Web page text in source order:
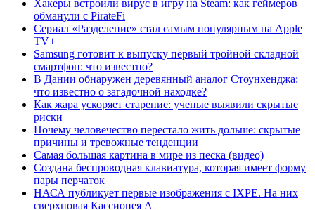
Хакеры встроили вирус в игру на Steam: как геймеров
обманули с PirateFi
Сериал «Разделение» стал самым популярным на Apple
TV+
Samsung готовит к выпуску первый тройной складной
смартфон: что известно?
В Дании обнаружен деревянный аналог Стоунхенджа:
что известно о загадочной находке?
Как жара ускоряет старение: ученые выявили скрытые
риски
Почему человечество перестало жить дольше: скрытые
причины и тревожные тенденции
Самая большая картина в мире из песка (видео)
Создана беспроводная клавиатура, которая имеет форму
пары перчаток
НАСА публикует первые изображения с IXPE. На них
сверхновая Кассиопея А